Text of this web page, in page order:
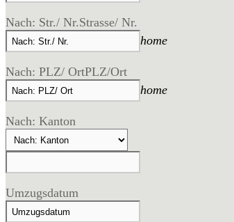
Nach: Str./ Nr.Strasse/ Nr.
home
Nach: PLZ/ OrtPLZ/Ort
home
Nach: Kanton
Umzugsdatum